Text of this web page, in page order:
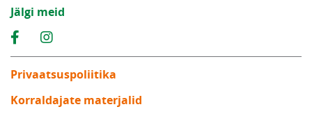
Jälgi meid
Privaatsuspoliitika
Korraldajate materjalid